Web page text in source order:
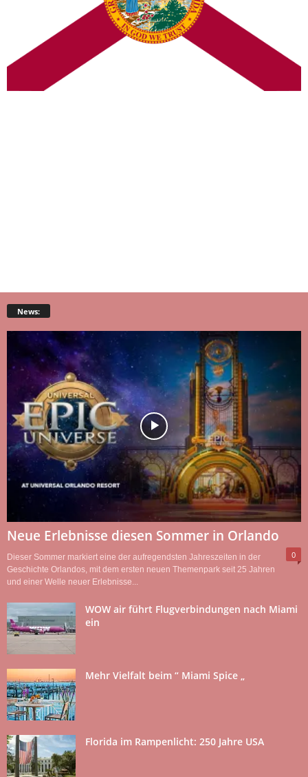
News:
Neue Erlebnisse diesen Sommer in Orlando
0
Dieser Sommer markiert eine der aufregendsten Jahreszeiten in der
Geschichte Orlandos, mit dem ersten neuen Themenpark seit 25 Jahren
und einer Welle neuer Erlebnisse...
WOW air führt Flugverbindungen nach Miami
ein
Mehr Vielfalt beim “ Miami Spice „
Florida im Rampenlicht: 250 Jahre USA